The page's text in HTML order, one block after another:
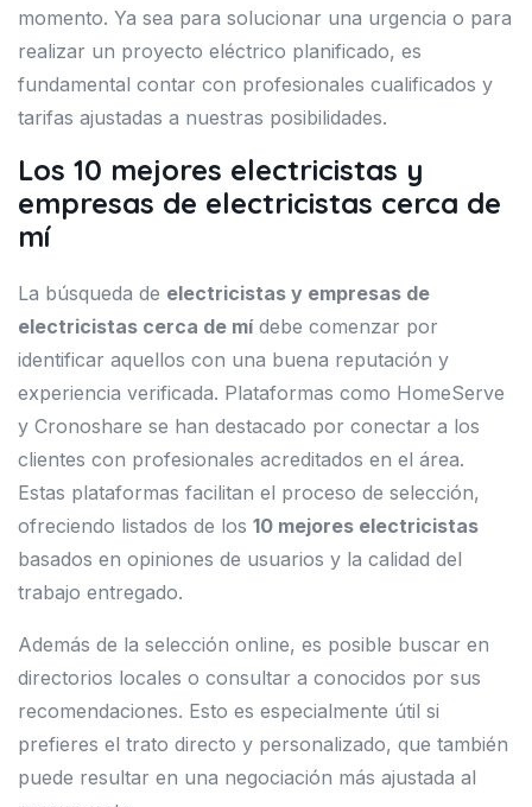
momento. Ya sea para solucionar una urgencia o para
realizar un proyecto eléctrico planificado, es
fundamental contar con profesionales cualificados y
tarifas ajustadas a nuestras posibilidades.
Los 10 mejores electricistas y
empresas de electricistas cerca de
mí
La búsqueda de electricistas y empresas de
electricistas cerca de mídebe comenzar por
identificar aquellos con una buena reputación y
experiencia verificada. Plataformas como HomeServe
y Cronoshare se han destacado por conectar a los
clientes con profesionales acreditados en el área.
Estas plataformas facilitan el proceso de selección,
ofreciendo listados de los 10 mejores electricistas
basados en opiniones de usuarios y la calidad del
trabajo entregado.
Además de la selección online, es posible buscar en
directorios locales o consultar a conocidos por sus
recomendaciones. Esto es especialmente útil si
prefieres el trato directo y personalizado, que también
puede resultar en una negociación más ajustada al